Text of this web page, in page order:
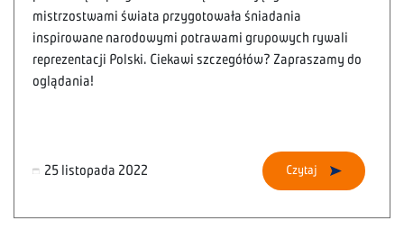
mistrzostwami świata przygotowała śniadania
inspirowane narodowymi potrawami grupowych rywali
reprezentacji Polski. Ciekawi szczegółów? Zapraszamy do
oglądania!
25 listopada 2022 Czytaj